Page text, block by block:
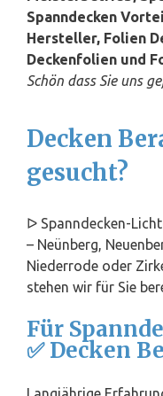
Spanndecken
Hersteller, Folien
Deckenfolien und
Schön dass Sie uns
Decken
gesucht?
ᐅ Spanndecken-
– Neünberg,
Niederrode oder
stehen wir für Sie
Für
✅ Decken